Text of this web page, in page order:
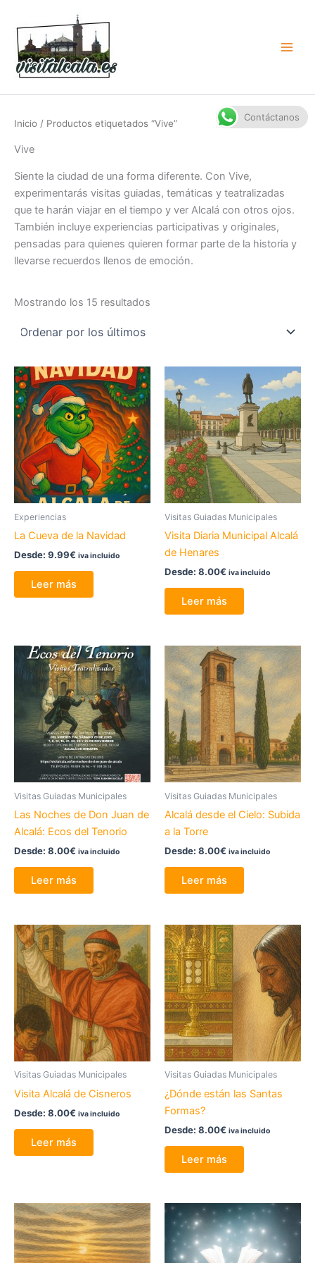
contenido
Inicio / Productos etiquetados “Vive”
Vive
Siente la ciudad de una forma diferente. Con Vive,
experimentarás visitas guiadas, temáticas y teatralizadas
que te harán viajar en el tiempo y ver Alcalá con otros ojos.
También incluye experiencias participativas y originales,
pensadas para quienes quieren formar parte de la historia y
llevarse recuerdos llenos de emoción.
Mostrando los 15 resultados
Experiencias
La Cueva de la Navidad
Desde: 9.99€ iva incluido
Leer más
Visitas Guiadas Municipales
Visita Diaria Municipal Alcalá
de Henares
Desde: 8.00€ iva incluido
Leer más
Visitas Guiadas Municipales
Las Noches de Don Juan de
Alcalá: Ecos del Tenorio
Desde: 8.00€ iva incluido
Leer más
Visitas Guiadas Municipales
Alcalá desde el Cielo: Subida
a la Torre
Desde: 8.00€ iva incluido
Leer más
Visitas Guiadas Municipales
Visita Alcalá de Cisneros
Desde: 8.00€ iva incluido
Leer más
Visitas Guiadas Municipales
¿Dónde están las Santas
Formas?
Desde: 8.00€ iva incluido
Leer más
Contáctanos